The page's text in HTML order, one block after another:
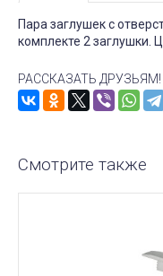
Пара заглушек с
комплекте 2 заглушки.
РАССКАЗАТЬ ДРУЗЬЯМ!
Смотрите также